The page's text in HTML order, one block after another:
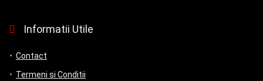
Informatii Utile
Contact
Termeni si Conditii